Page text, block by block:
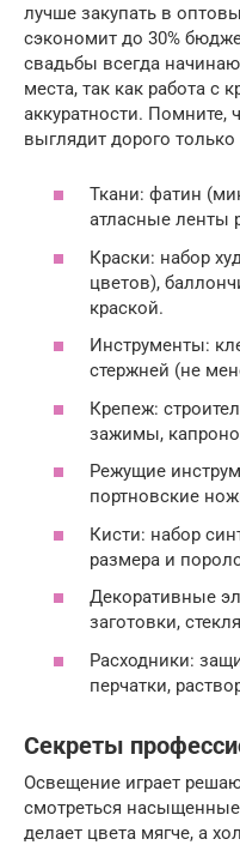
лучше закупать в
сэкономит до 30%
свадьбы всегда
места, так как работа с
аккуратности.
выглядит дорого
Ткани: фатин
атласные ленты
Краски: набор
цветов),
краской.
Инструменты:
стержней (не
Крепеж:
зажимы,
Режущие
портновские
Кисти: набор
размера и
Декоративные
заготовки,
Расходники:
перчатки,
Секреты
Освещение играет
смотреться
делает цвета мягче, а